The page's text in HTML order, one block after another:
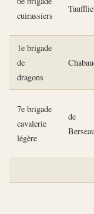
cuirassiers
1e brigade
de
dragons
7e brigade
cavalerie
légère
de